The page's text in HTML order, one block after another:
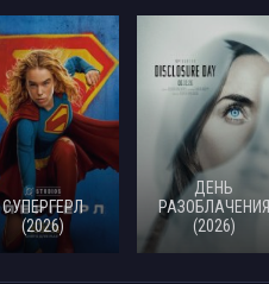
СУПЕРГЕРЛ
(2026)
ДЕНЬ
РАЗОБЛАЧЕНИЯ
(2026)